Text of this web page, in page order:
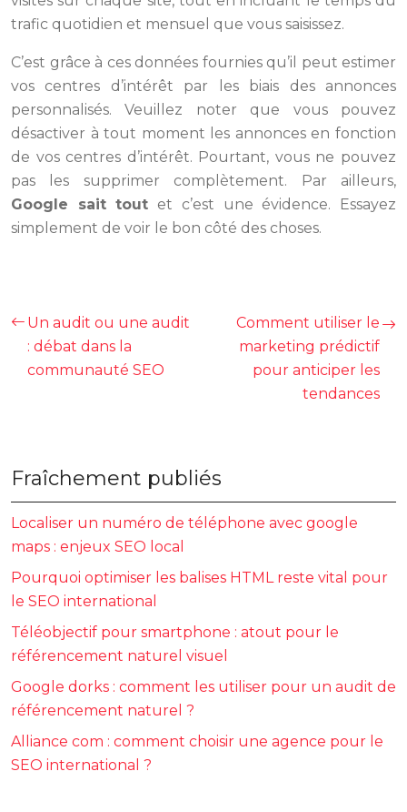
trafic quotidien et mensuel que vous saisissez.
C’est grâce à ces données fournies qu’il peut estimer
vos centres d’intérêt par les biais des annonces
personnalisés. Veuillez noter que vous pouvez
désactiver à tout moment les annonces en fonction
de vos centres d’intérêt. Pourtant, vous ne pouvez
pas les supprimer complètement. Par ailleurs,
Google sait tout et c’est une évidence. Essayez
simplement de voir le bon côté des choses.
Un audit ou une audit
: débat dans la
communauté SEO
Comment utiliser le
marketing prédictif
pour anticiper les
tendances
Fraîchement publiés
Localiser un numéro de téléphone avec google
maps : enjeux SEO local
Pourquoi optimiser les balises HTML reste vital pour
le SEO international
Téléobjectif pour smartphone : atout pour le
référencement naturel visuel
Google dorks : comment les utiliser pour un audit de
référencement naturel ?
Alliance com : comment choisir une agence pour le
SEO international ?